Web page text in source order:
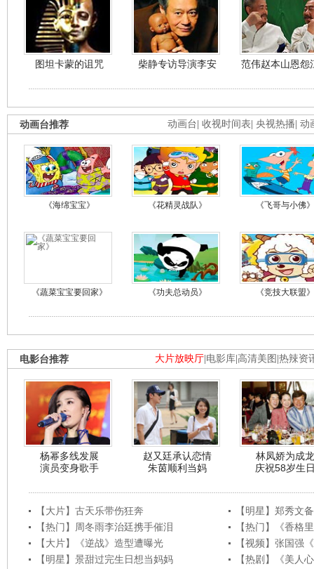
图坦卡蒙的诅咒 柴静专访导演李安 范伟赵本山恩怨
动画台 收视时间表 央视热播 动
动画台推荐
《海绵宝宝》 《花精灵战队》 《飞哥与小佛》
《蔬菜宝宝要回家》 《功夫总动员》 《竞技大联盟》
大片放映厅 电影库 高清美图 热辣资
电影台推荐
杨幂多线发展
演员变身歌手
赵又廷承认恋情
朱茵顺利当妈
林凤娇为成龙
庆祝58岁生
【大片】古天乐带伤狂奔
【明星】郑秀文
【热门】周冬雨李治廷携手催泪
【热门】《香格
【大片】《逆战》造型遭曝光
【视频】张国强
【明星】景甜过完生日想当妈妈
【热剧】《美人